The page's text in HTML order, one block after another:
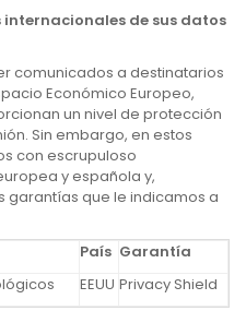
de sus datos
comunicados a destinatarios
Económico Europeo,
un nivel de protección
Sin embargo, en estos
con escrupuloso
y española y,
garantías que le indicamos a
País Garantía
EEUU Privacy Shield